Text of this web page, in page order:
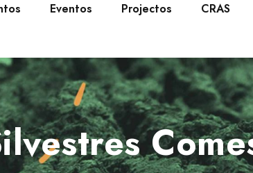
Eventos Projectos CRAS